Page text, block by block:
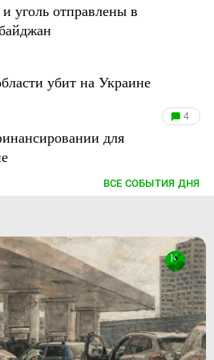
уголь отправлены в
убит на Украине
4
для
ВСЕ СОБЫТИЯ ДНЯ